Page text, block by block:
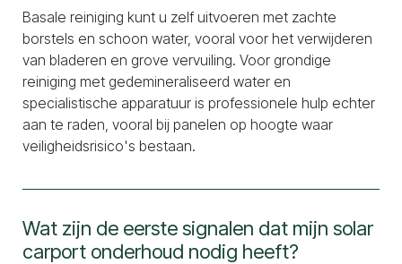
Basale reiniging kunt u zelf uitvoeren met zachte
borstels en schoon water, vooral voor het verwijderen
van bladeren en grove vervuiling. Voor grondige
reiniging met gedemineraliseerd water en
specialistische apparatuur is professionele hulp echter
aan te raden, vooral bij panelen op hoogte waar
veiligheidsrisico's bestaan.
Wat zijn de eerste signalen dat mijn solar
carport onderhoud nodig heeft?